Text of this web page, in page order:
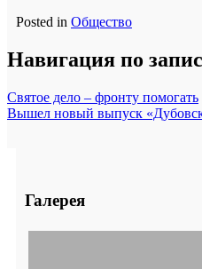
Posted in Общество
Навигация по
Святое дело – фронту помогать
Вышел новый выпуск
Галерея